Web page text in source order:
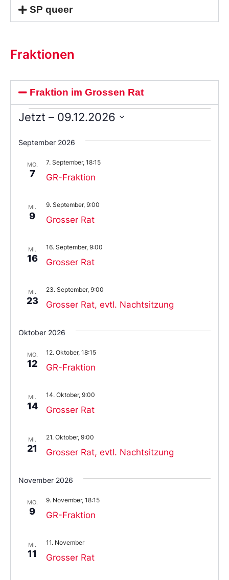
SP queer
Fraktionen
Fraktion im Grossen Rat
Jetzt – 09.12.2026
Sie
das
aus.
September 2026
MO.
7 GR-Fraktion
7. September, 18:15
MI.
9 Grosser Rat
9. September, 9:00
MI.
16 Grosser Rat
16. September, 9:00
MI.
23 Grosser Rat, evtl. Nachtsitzung
23. September, 9:00
Oktober 2026
MO.
12 GR-Fraktion
12. Oktober, 18:15
MI.
14 Grosser Rat
14. Oktober, 9:00
MI.
21 Grosser Rat, evtl. Nachtsitzung
21. Oktober, 9:00
November 2026
MO.
9 GR-Fraktion
9. November, 18:15
MI.
11 Grosser Rat
11. November